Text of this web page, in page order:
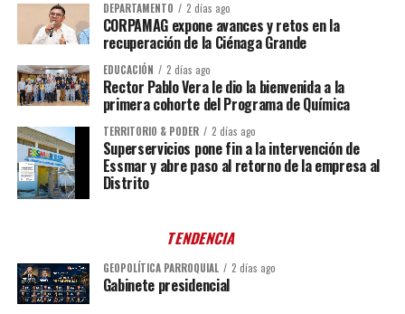
DEPARTAMENTO 2 días ago
CORPAMAG expone avances y retos en la
recuperación de la Ciénaga Grande
EDUCACIÓN 2 días ago
Rector Pablo Vera le dio la bienvenida a la
primera cohorte del Programa de Química
TERRITORIO & PODER 2 días ago
Superservicios pone fin a la intervención de
Essmar y abre paso al retorno de la empresa al
Distrito
TENDENCIA
GEOPOLÍTICA PARROQUIAL 2 días ago
Gabinete presidencial